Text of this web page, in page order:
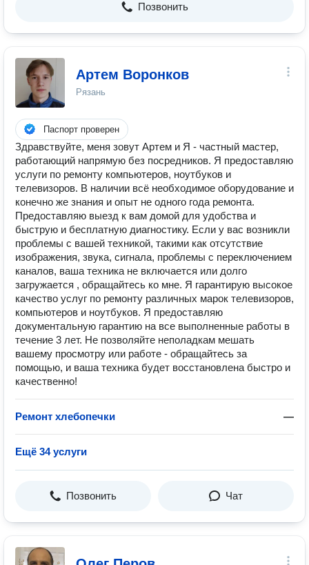
Позвонить
Артем Воронков
Рязань
Паспорт проверен
Здравствуйте, меня зовут Артем и Я - частный мастер,
работающий напрямую без посредников. Я предоставляю
услуги по ремонту компьютеров, ноутбуков и
телевизоров. В наличии всё необходимое оборудование и
конечно же знания и опыт не одного года ремонта.
Предоставляю выезд к вам домой для удобства и
быструю и бесплатную диагностику. Если у вас возникли
проблемы с вашей техникой, такими как отсутствие
изображения, звука, сигнала, проблемы с переключением
каналов, ваша техника не включается или долго
загружается , обращайтесь ко мне. Я гарантирую высокое
качество услуг по ремонту различных марок телевизоров,
компьютеров и ноутбуков. Я предоставляю
документальную гарантию на все выполненные работы в
течение 3 лет. Не позволяйте неполадкам мешать
вашему просмотру или работе - обращайтесь за
помощью, и ваша техника будет восстановлена быстро и
качественно!
Ремонт хлебопечки —
Ещё 34 услуги
Позвонить Чат